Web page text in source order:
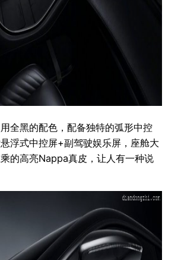
全黑的配色，配备独特的弧形中控
浮式中控屏+副驾驶娱乐屏，座舱大
的高亮Nappa真皮，让人有一种说